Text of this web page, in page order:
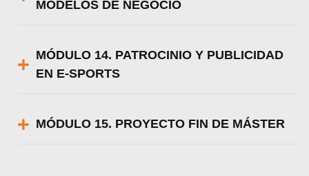
MODELOS DE NEGOCIO
MÓDULO 14. PATROCINIO Y PUBLICIDAD
EN E-SPORTS
MÓDULO 15. PROYECTO FIN DE MÁSTER